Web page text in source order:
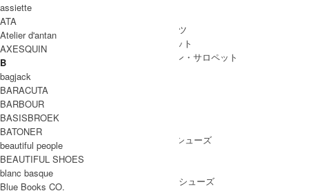
MEN ALL ITEM
/ ボトムス・パンツ
/ アウター・ジャケット
/ オールインワン・サロペット
SHOES
SHOES ALL ITEM
/ ドレスシューズ
BOOTS
PUMPS
/ バレエシューズ
assiette
ATA
Atelier d'antan
AXESQUIN
B
bagjack
BARACUTA
BARBOUR
BASISBROEK
BATONER
beautiful people
BEAUTIFUL SHOES
blanc basque
Blue Books CO.